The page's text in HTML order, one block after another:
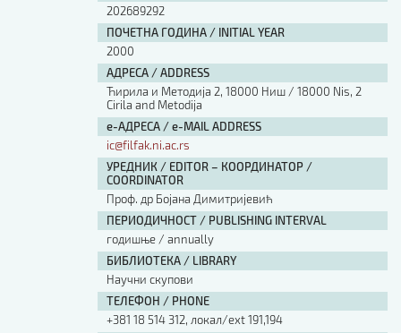
202689292
ПОЧЕТНА ГОДИНА / INITIAL YEAR
2000
АДРЕСА / ADDRESS
Ћирила и Методија 2, 18000 Ниш / 18000 Nis, 2
Cirila and Metodija
е-АДРЕСА / e-MAIL ADDRESS
ic@filfak.ni.ac.rs
УРЕДНИК / EDITOR – КООРДИНАТОР /
COORDINATOR
Проф. др Бојана Димитријевић
ПЕРИОДИЧНОСТ / PUBLISHING INTERVAL
годишње / annually
БИБЛИОТЕКА / LIBRARY
Научни скупови
ТЕЛЕФОН / PHONE
+381 18 514 312, локал/ext 191,194